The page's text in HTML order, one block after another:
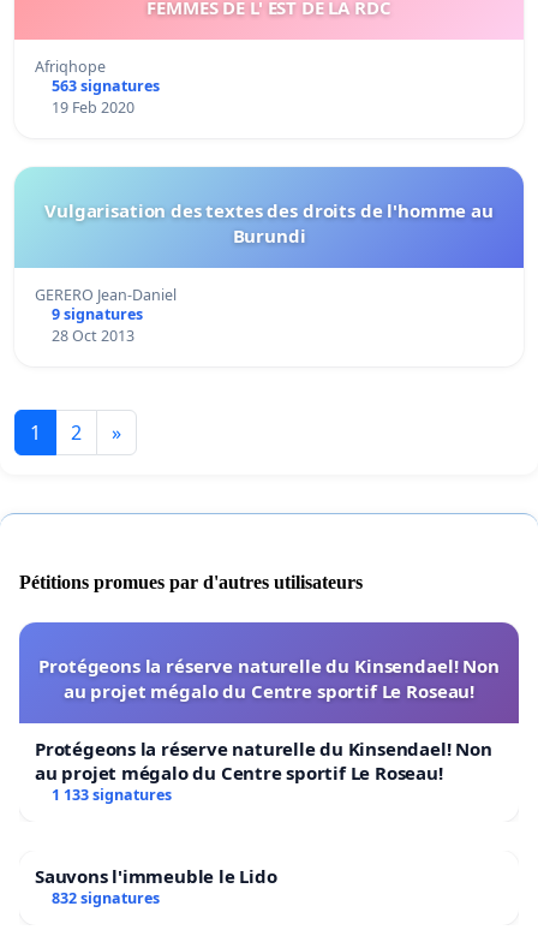
FEMMES DE L' EST DE LA RDC
Afriqhope
563 signatures
19 Feb 2020
Vulgarisation des textes des droits de l'homme au
Burundi
GERERO Jean-Daniel
9 signatures
28 Oct 2013
1 2 »
Pétitions promues par d'autres utilisateurs
Protégeons la réserve naturelle du Kinsendael! Non
au projet mégalo du Centre sportif Le Roseau!
Protégeons la réserve naturelle du Kinsendael! Non
au projet mégalo du Centre sportif Le Roseau!
1 133 signatures
Sauvons l'immeuble le Lido
832 signatures